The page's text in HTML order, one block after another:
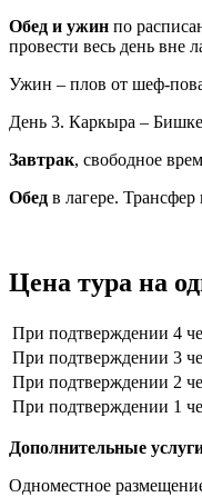
Обед и ужин по
провести весь день вне
Ужин – плов от шеф-
День 3. Каркыра –
Завтрак, свободное
Обед в лагере.
Цена тура на
При подтверждении 4
При подтверждении 3
При подтверждении 2
При подтверждении 1
Дополнительные
Одноместное